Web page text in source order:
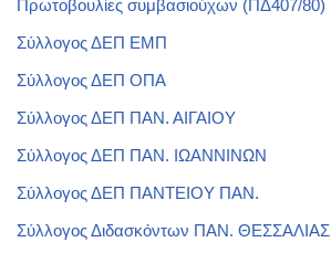
Πρωτοβουλίες συμβασιούχων (ΠΔ407/80)
Σύλλογος ΔΕΠ ΕΜΠ
Σύλλογος ΔΕΠ ΟΠΑ
Σύλλογος ΔΕΠ ΠΑΝ. ΑΙΓΑΙΟΥ
Σύλλογος ΔΕΠ ΠΑΝ. ΙΩΑΝΝΙΝΩΝ
Σύλλογος ΔΕΠ ΠΑΝΤΕΙΟΥ ΠΑΝ.
Σύλλογος Διδασκόντων ΠΑΝ. ΘΕΣΣΑΛΙΑΣ